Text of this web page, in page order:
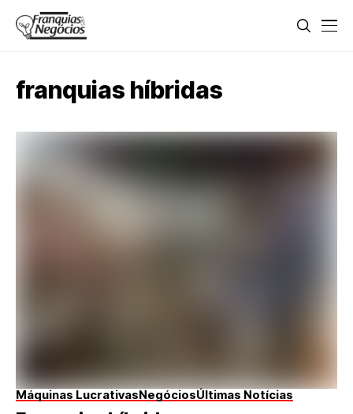
franquias híbridas
Máquinas LucrativasNegóciosÚltimas Notícias